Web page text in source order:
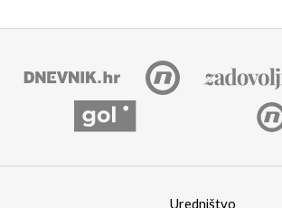
Uredništvo